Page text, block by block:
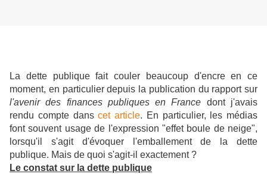
La dette publique fait couler beaucoup d'encre en ce
moment, en particulier depuis la publication du rapport sur
l'avenir des finances publiques en France dont j'avais
rendu compte danscet article. En particulier, les médias
font souvent usage de l'expression "effet boule de neige",
lorsqu'il s'agit d'évoquer l'emballement de la dette
publique. Mais de quoi s'agit-il exactement ?
Le constat sur la dette publique